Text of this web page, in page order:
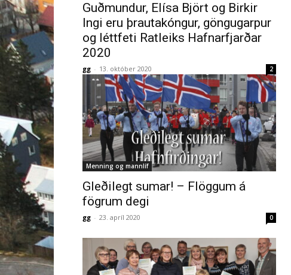
Guðmundur, Elísa Björt og Birkir
Ingi eru þrautakóngur, göngugarpur
og léttfeti Ratleiks Hafnarfjarðar
2020
gg - 13. október 2020 2
Menning og mannlíf
Gleðilegt sumar! – Flöggum á
fögrum degi
gg - 23. apríl 2020 0